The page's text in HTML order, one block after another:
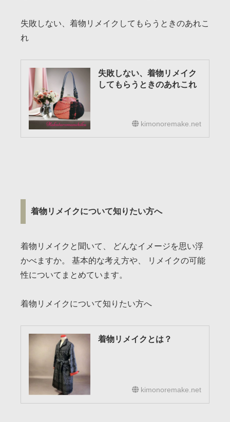
失敗しない、着物リメイクしてもらうときのあれこ
れ
失敗しない、着物リメイク
してもらうときのあれこれ
kimonoremake.net
着物リメイクについて知りたい方へ
着物リメイクと聞いて、 どんなイメージを思い浮
かべますか。 基本的な考え方や、 リメイクの可能
性についてまとめています。
着物リメイクについて知りたい方へ
着物リメイクとは？
kimonoremake.net